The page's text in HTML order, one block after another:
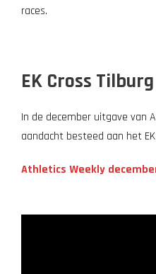
races.
EK Cross
In de december uitgave van
aandacht besteed aan het
Athletics Weekly